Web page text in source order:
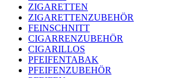
ZIGARETTEN
ZIGARETTENZUBEHÖR
FEINSCHNITT
CIGARRENZUBEHÖR
CIGARILLOS
PFEIFENTABAK
PFEIFENZUBEHÖR